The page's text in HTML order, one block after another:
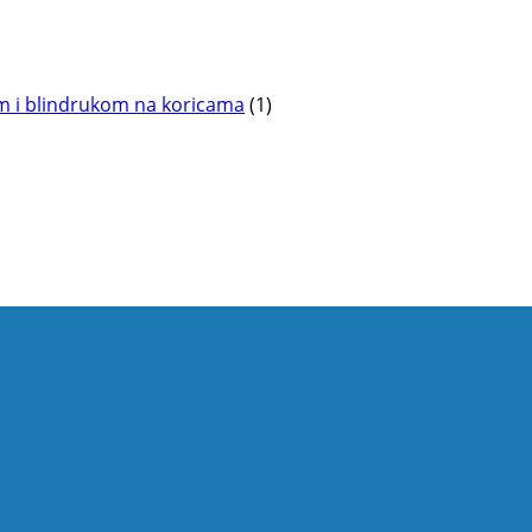
i blindrukom na koricama (1)